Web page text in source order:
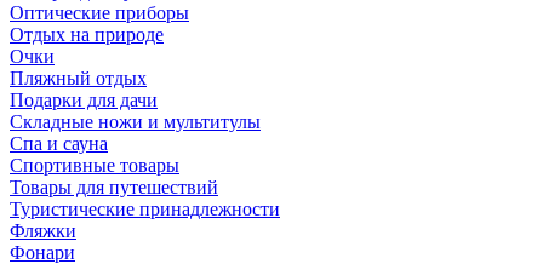
Оптические приборы
Отдых на природе
Очки
Пляжный отдых
Подарки для дачи
Складные ножи и мультитулы
Спа и сауна
Спортивные товары
Товары для путешествий
Туристические принадлежности
Фляжки
Фонари